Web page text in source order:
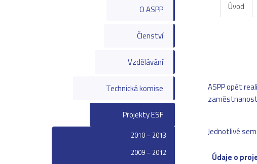
O ASPP
Členství
Vzdělávání
Technická komise
Projekty ESF
2010 – 2013
2009 – 2012
Úvod
ASPP opět
Jednotlivé
Údaje o